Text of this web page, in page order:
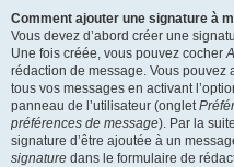
Comment ajouter une signature à
Vous devez d’abord créer une
Une fois créée, vous pouvez cocher
rédaction de message. Vous
tous vos messages en activant
panneau de l’utilisateur (onglet
préférences de message). Par la
signature d’être ajoutée à un
signature dans le formulaire de